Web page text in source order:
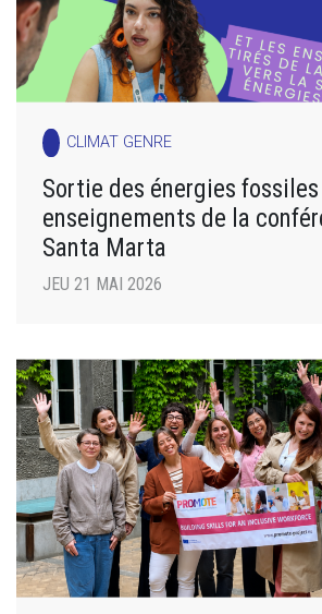
CLIMAT GENRE
Sortie des énergies
enseignements de la
Santa Marta
JEU 21 MAI 2026